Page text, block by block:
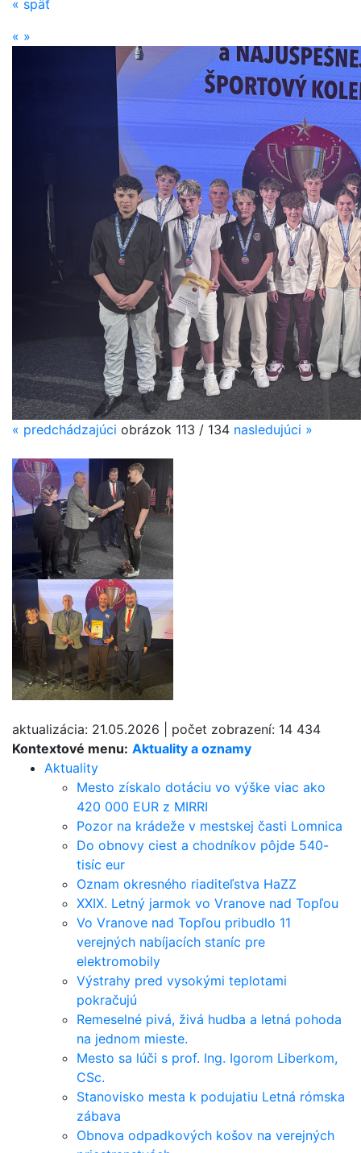
Kontextové menu: Aktuality a oznamy
Aktuality
Mesto získalo dotáciu vo výške viac ako
420 000 EUR z MIRRI
Pozor na krádeže v mestskej časti Lomnica
Do obnovy ciest a chodníkov pôjde 540-
tisíc eur
Oznam okresného riaditeľstva HaZZ
XXIX. Letný jarmok vo Vranove nad Topľou
Vo Vranove nad Topľou pribudlo 11
verejných nabíjacích staníc pre
elektromobily
Výstrahy pred vysokými teplotami
pokračujú
Remeselné pivá, živá hudba a letná pohoda
na jednom mieste.
Mesto sa lúči s prof. Ing. Igorom Liberkom,
CSc.
Stanovisko mesta k podujatiu Letná rómska
zábava
Obnova odpadkových košov na verejných
« späť
« »
« predchádzajúci obrázok 113 / 134 nasledujúci »
aktualizácia: 21.05.2026 počet zobrazení: 14 434